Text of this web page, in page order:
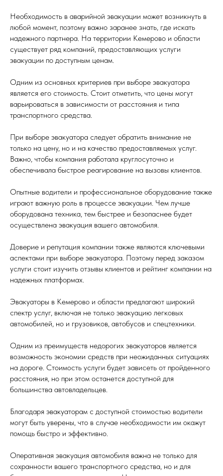
Необходимость в аварийной эвакуации может возникнуть в
любой момент, поэтому важно заранее знать, где искать
надежного партнера. На территории Кемерово и области
существует ряд компаний, предоставляющих услуги
эвакуации по доступным ценам.
Одним из основных критериев при выборе эвакуатора
является его стоимость. Стоит отметить, что цены могут
варьироваться в зависимости от расстояния и типа
транспортного средства.
При выборе эвакуатора следует обратить внимание не
только на цену, но и на качество предоставляемых услуг.
Важно, чтобы компания работала круглосуточно и
обеспечивала быстрое реагирование на вызовы клиентов.
Опытные водители и профессиональное оборудование также
играют важную роль в процессе эвакуации. Чем лучше
оборудована техника, тем быстрее и безопаснее будет
осуществлена эвакуация вашего автомобиля.
Доверие и репутация компании также являются ключевыми
аспектами при выборе эвакуатора. Поэтому перед заказом
услуги стоит изучить отзывы клиентов и рейтинг компании на
надежных платформах.
Эвакуаторы в Кемерово и области предлагают широкий
спектр услуг, включая не только эвакуацию легковых
автомобилей, но и грузовиков, автобусов и спецтехники.
Одним из преимуществ недорогих эвакуаторов является
возможность экономии средств при неожиданных ситуациях
на дороге. Стоимость услуги будет зависеть от пройденного
расстояния, но при этом останется доступной для
большинства автовладельцев.
Благодаря эвакуаторам с доступной стоимостью водители
могут быть уверены, что в случае необходимости им окажут
помощь быстро и эффективно.
Оперативная эвакуация автомобиля важна не только для
сохранности вашего транспортного средства, но и для